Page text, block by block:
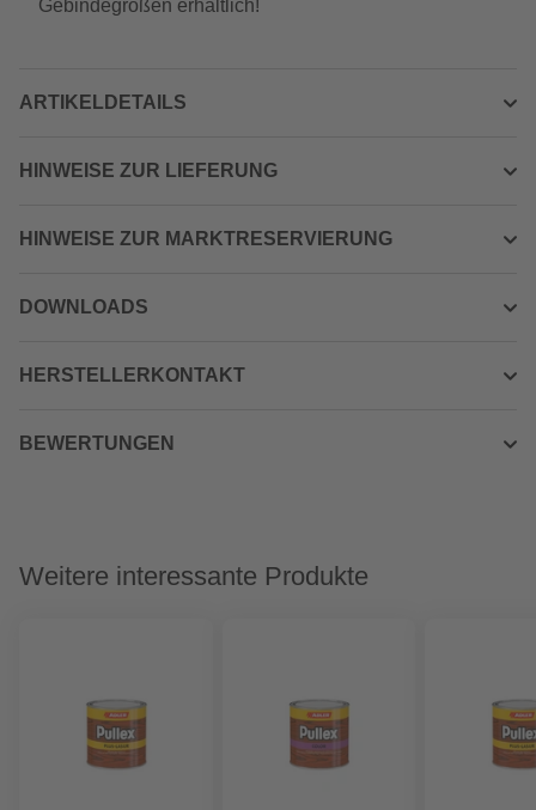
Gebindegrößen erhältlich!
ARTIKELDETAILS
HINWEISE ZUR LIEFERUNG
HINWEISE ZUR MARKTRESERVIERUNG
DOWNLOADS
HERSTELLERKONTAKT
BEWERTUNGEN
Weitere interessante Produkte